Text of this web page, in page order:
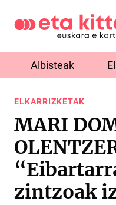
Albisteak
ELKARRIZKETAK
MARI
zintzoak